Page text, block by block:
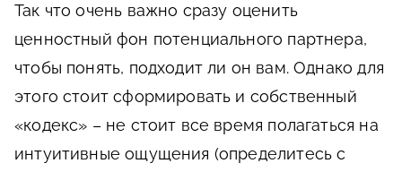
Так что очень важно сразу оценить
ценностный фон потенциального партнера,
чтобы понять, подходит ли он вам. Однако для
этого стоит сформировать и собственный
«кодекс» – не стоит все время полагаться на
интуитивные ощущения (определитесь с